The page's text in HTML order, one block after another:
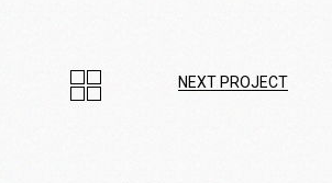
NEXT PROJECT